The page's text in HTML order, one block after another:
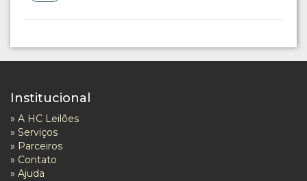
Institucional
» A HC Leilões
» Serviços
» Parceiros
» Contato
» Ajuda